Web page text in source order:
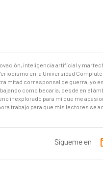
inteligencia artificial y
en la Universidad
mitad corresponsal de guerra, yo
como becaria, desde en el
inexplorado para mí que me
trabajo para que mis lectores se
Sígueme en